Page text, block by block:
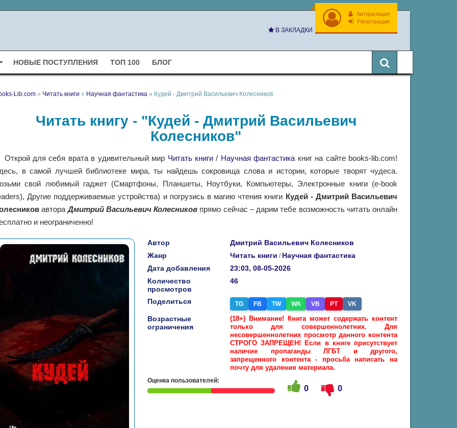
Авторизация
Регистрация
В ЗАКЛАДКИ
НОВЫЕ ПОСТУПЛЕНИЯ ТОП 100 БЛОГ
Lib.com » Читать книги » Научная фантастика » Кудей - Дмитрий Васильевич Колесников
Читать книгу - "Кудей - Дмитрий Васильевич
Колесников"
Открой для себя врата в удивительный мир Читать книги/ Научная фантастика книг на сайте books-lib.com!
в самой лучшей библиотеке мира, ты найдешь сокровища слова и истории, которые творят чудеса.
свой любимый гаджет (Смартфоны, Планшеты, Ноутбуки, Компьютеры, Электронные книги (e-book
Другие поддерживаемые устройства) и погрузись в магию чтения книги Кудей - Дмитрий Васильевич
автораДмитрий Васильевич Колесников прямо сейчас – дарим тебе возможность читать онлайн
и неограниченно!
Автор
Дмитрий Васильевич Колесников
Жанр
Читать книги / Научная фантастика
Дата добавления
23:03, 08-05-2026
Количество
просмотров
46
Поделиться TG FB TW WA VB PT VK
Возрастные
ограничения
(18+) Внимание! Книга может содержать контент
только для совершеннолетних. Для
несовершеннолетних просмотр данного контента
СТРОГО ЗАПРЕЩЕН! Если в книге присутствует
наличие пропаганды ЛГБТ и другого,
запрещенного контента - просьба написать на
почту для удаления материала.
Оценка пользователей:
0 0